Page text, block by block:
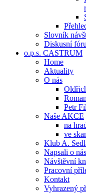
Slovník
Diskusní
o.p.s. CASTRUM
Home
Aktuality
O nás
Petr
Naše AKCE
na
ve
Klub A.
Napsali o nás
Návštěvní
Pracovní
Kontakt
Vyhrazený